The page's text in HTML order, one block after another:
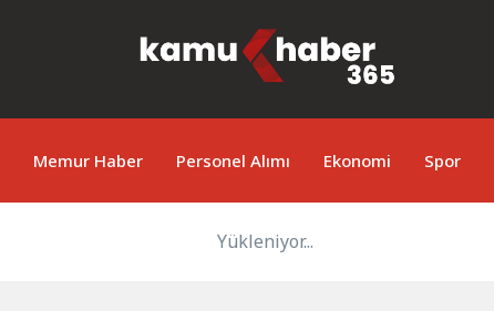
Memur Haber Personel Alımı Ekonomi Spor
Yükleniyor...